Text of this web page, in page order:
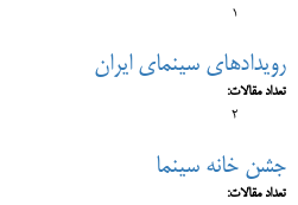
1
رویدادهای سینمای ایران
تعداد مقالات:
2
جشن خانه سینما
تعداد مقالات: